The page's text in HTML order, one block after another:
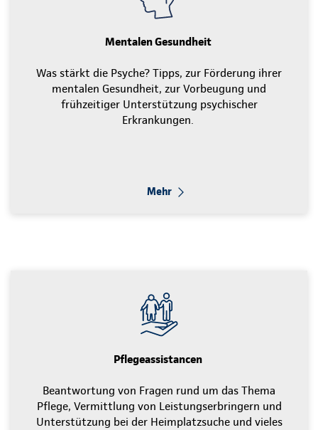
Mentalen Gesundheit
Was stärkt die Psyche? Tipps, zur Förderung ihrer
mentalen Gesundheit, zur Vorbeugung und
frühzeitiger Unterstützung psychischer
Erkrankungen.
Mehr
Pflegeassistancen
Beantwortung von Fragen rund um das Thema
Pflege, Vermittlung von Leistungserbringern und
Unterstützung bei der Heimplatzsuche und vieles